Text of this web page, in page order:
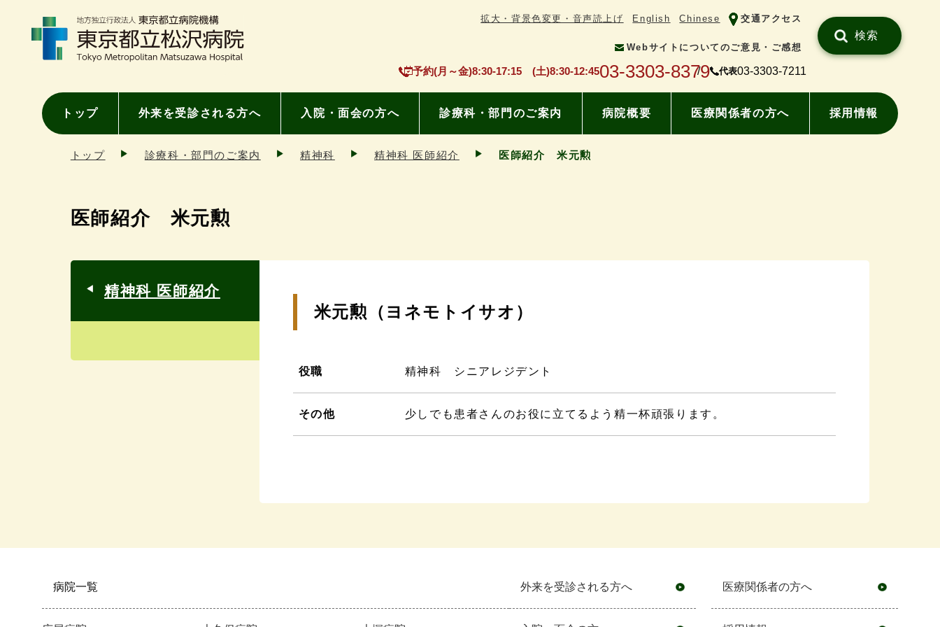
拡大・背景色変更・音声読上げ English Chinese 交通アクセス
Webサイトについてのご意見・ご感想
予約(月～金)8:30-17:15 (土)8:30-12:4503-3303-8379 代表03-3303-7211
検索
トップ 外来を受診される方へ 入院・面会の方へ 診療科・部門のご案内 病院概要 医療関係者の方へ 採用情報
トップ 診療科・部門のご案内 精神科 精神科 医師紹介 医師紹介 米元勲
医師紹介 米元勲
米元勲（ヨネモトイサオ）
役職 精神科 シニアレジデント
その他 少しでも患者さんのお役に立てるよう精一杯頑張ります。
精神科 医師紹介
病院一覧 外来を受診される方へ 医療関係者の方へ